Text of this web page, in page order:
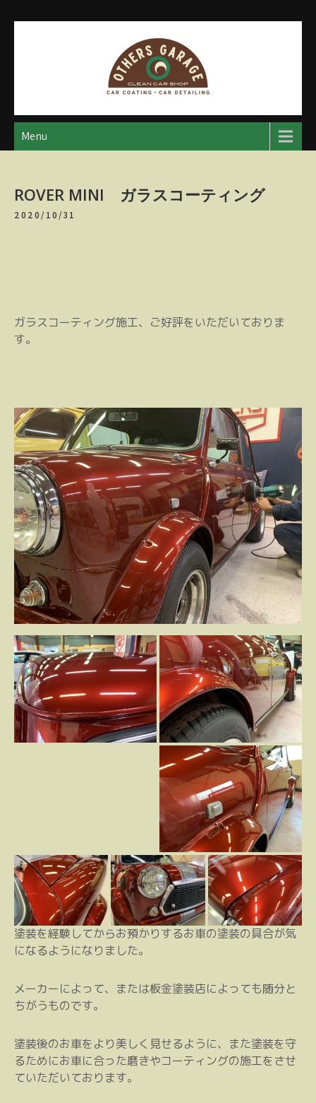
アザースガレージ
【神奈川・厚木・愛川】カーメンテナンス
Menu
ROVER MINI ガラスコーティング
2020/10/31
ガラスコーティング施工、ご好評をいただいておりま
す。
塗装を経験してからお預かりするお車の塗装の具合が気
になるようになりました。
メーカーによって、または板金塗装店によっても随分と
ちがうものです。
塗装後のお車をより美しく見せるように、また塗装を守
るためにお車に合った磨きやコーティングの施工をさせ
ていただいております。